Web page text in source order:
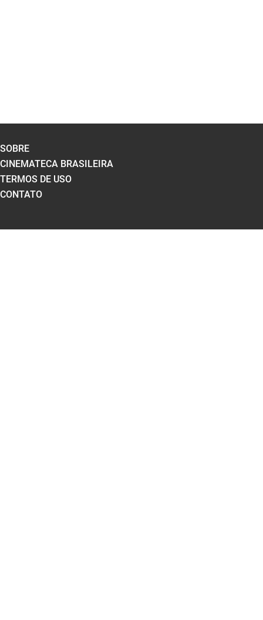
SOBRE
CINEMATECA BRASILEIRA
TERMOS DE USO
CONTATO